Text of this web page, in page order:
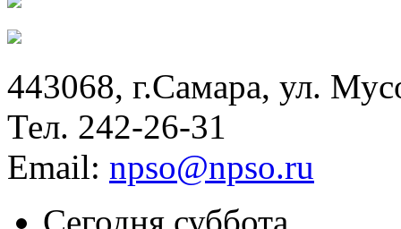
443068, г.Самара, ул.
Тел. 242-26-31
Email: npso@npso.ru